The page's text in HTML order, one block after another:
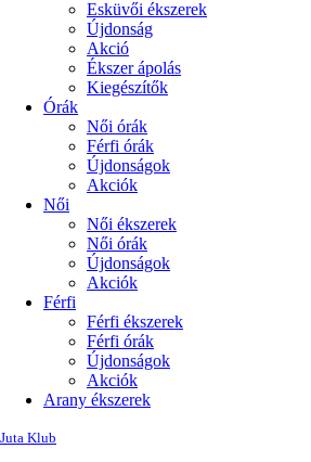
Esküvői ékszerek
Újdonság
Akció
Ékszer ápolás
Kiegészítők
Órák
Női órák
Férfi órák
Újdonságok
Akciók
Női
Női ékszerek
Női órák
Újdonságok
Akciók
Férfi
Férfi ékszerek
Férfi órák
Újdonságok
Akciók
Arany ékszerek
Juta Klub